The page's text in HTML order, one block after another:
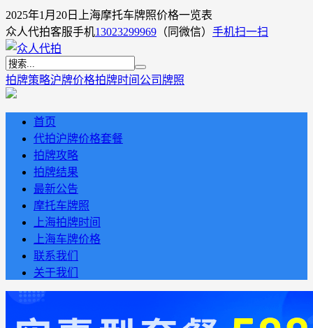
2025年1月20日上海摩托车牌照价格一览表
众人代拍客服手机13023299969 （同微信） 手机扫一扫
拍牌策略沪牌价格拍牌时间 公司牌照
首页
代拍沪牌价格套餐
拍牌攻略
拍牌结果
最新公告
摩托车牌照
上海拍牌时间
上海车牌价格
联系我们
关于我们